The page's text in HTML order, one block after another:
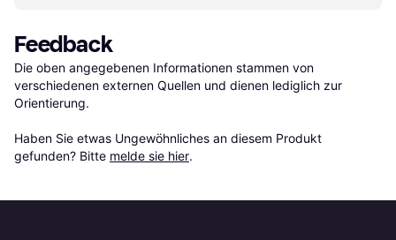
Feedback
Die oben angegebenen Informationen stammen von
verschiedenen externen Quellen und dienen lediglich zur
Orientierung.
Haben Sie etwas Ungewöhnliches an diesem Produkt
gefunden? Bitte melde sie hier.